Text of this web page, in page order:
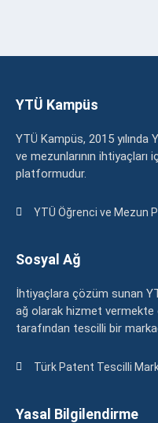
YTÜ Kampüs
YTÜ Kampüs, 2015 yılında
ve mezunlarının
platformudur.
YTÜ Öğrenci ve Mezun
Sosyal Ağ
İhtiyaçlara çözüm sunan
ağ olarak hizmet
tarafından tescilli bir
Türk Patent Tescilli
Yasal Bilgilendirme